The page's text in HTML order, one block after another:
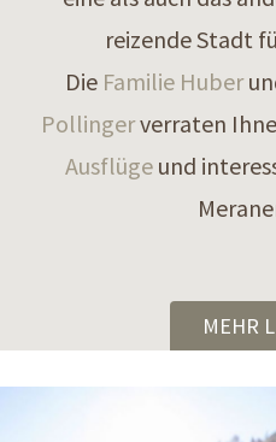
reizende Stadt
Die Familie Huber
Pollingerverraten
Ausflügeund
MEHR